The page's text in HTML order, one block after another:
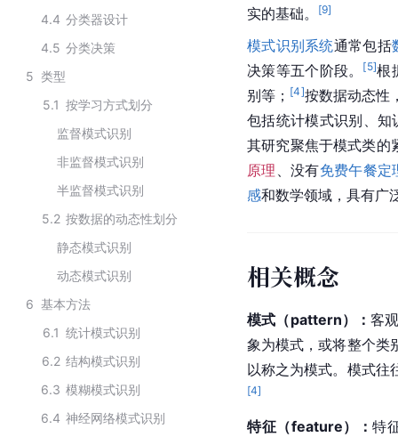
4.4 分类器设计
4.5 分类决策
5 类型
5.1 按学习方式划分
监督模式识别
非监督模式识别
半监督模式识别
5.2 按数据的动态性划分
静态模式识别
动态模式识别
6 基本方法
6.1 统计模式识别
6.2 结构模式识别
6.3 模糊模式识别
6.4 神经网络模式识别
实的基础。
[9]
模式识别系统通常包括
决策等五个阶段。
[5]根
别等； [4]按数据动态性
包括统计模式识别、
其研究聚焦于模式类的
原理 、没有免费午餐定
感和数学领域，具有广
相关概念
模式（pattern）：客
象为模式，或将整个类
以称之为模式。模式往
[4]
特征（feature）：特